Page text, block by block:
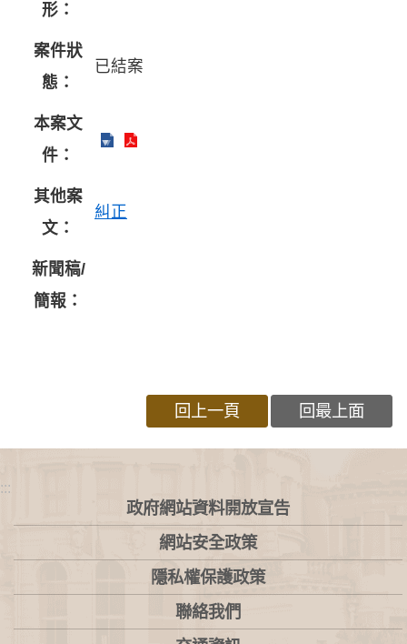
形：
案件狀
態：
已結案
本案文
件：
其他案
文：
糾正
新聞稿/
簡報：
回上一頁 回最上面
:::
政府網站資料開放宣告
網站安全政策
隱私權保護政策
聯絡我們